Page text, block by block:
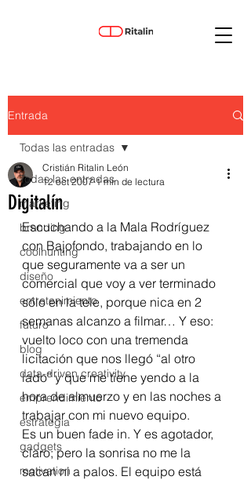
Entrada
Todas las entradas
marketing
branding
coolhunting
diseño
entretenimiento
futuro
blog
data-driven creativity
emprendimiento
estrategia
gadgets
motivation
Todas las entradas
Digitalín
Cristián Ritalin León
12 oct 2007 1 min de lectura
Escuchando a la Mala Rodríguez
con Bajofondo, trabajando en lo
que seguramente va a ser un
comercial que voy a ver terminado
sólo en la tele, porque nica en 2
semanas alcanzo a filmar… Y eso:
vuelto loco con una tremenda
licitación que nos llegó “al otro
lado” y que me tiene yendo a la
hora de almuerzo y en las noches a
trabajar con mi nuevo equipo.
Es un buen fade in. Y es agotador,
claro; pero la sonrisa no me la
sacan ni a palos. El equipo está